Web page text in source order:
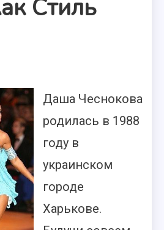
Стиль
Даша Чеснокова
родилась в 1988
году в
украинском
городе
Харькове.